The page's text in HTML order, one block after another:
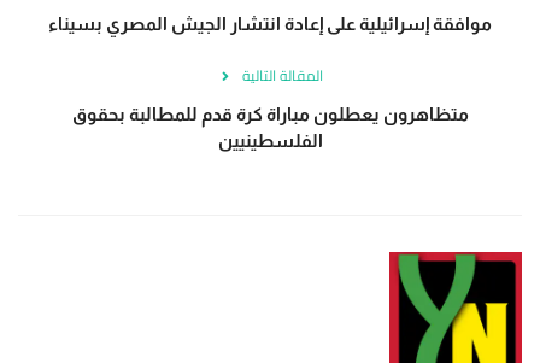
موافقة إسرائيلية على إعادة انتشار الجيش المصري بسيناء
المقالة التالية
متظاهرون يعطلون مباراة كرة قدم للمطالبة بحقوق
الفلسطينيين